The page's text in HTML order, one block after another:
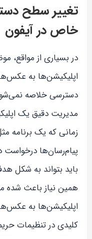
تغییر سطح
خاص در آیفون
در بسیاری از مواقع،
اپلیکیشن‌ها به
دسترسی خلاصه
مدیریت دقیق یک
زمانی که یک برنامه
پیام‌رسان‌ها درخواست
باید بتواند به شکل
همین نیاز باعث شده
اپلیکیشن‌ها به
کلیدی در تنظیمات